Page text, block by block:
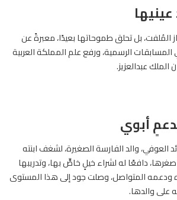
المُلفت، بل تحلق طموحاتها بعيدًا، معبرةً عن
الرسمية، ورفع علم المملكة العربية
عبدالعزيز.
أبوي
والد الفارسة الصغيرة، لشغف ابنته
دافعًا له لشراء خيلٍ خاصٍّ بها، وتدريبها
ودعمه المتواصل، وصلت جود إلى هذا المستوى
على والدها.